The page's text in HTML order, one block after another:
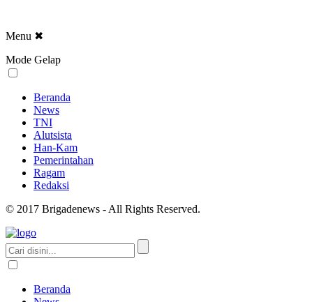
Menu ✖
Mode Gelap
Beranda
News
TNI
Alutsista
Han-Kam
Pemerintahan
Ragam
Redaksi
© 2017 Brigadenews - All Rights Reserved.
Beranda